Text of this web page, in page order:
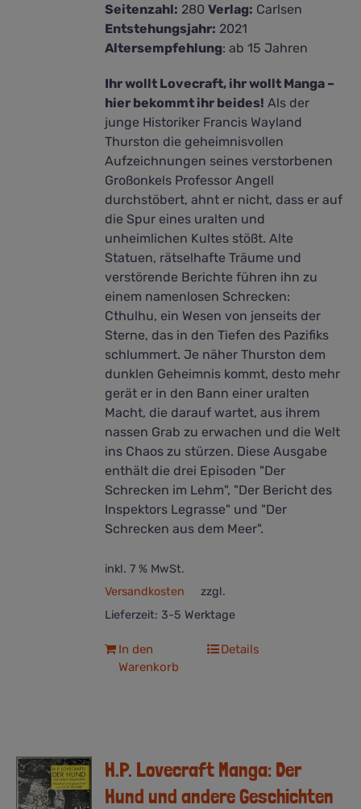
Seitenzahl: 280Verlag: Carlsen
Entstehungsjahr: 2021
Altersempfehlung: ab 15 Jahren
Ihr wollt Lovecraft, ihr wollt Manga –
hier bekommt ihr beides! Als der
junge Historiker Francis Wayland
Thurston die geheimnisvollen
Aufzeichnungen seines verstorbenen
Großonkels Professor Angell
durchstöbert, ahnt er nicht, dass er auf
die Spur eines uralten und
unheimlichen Kultes stößt. Alte
Statuen, rätselhafte Träume und
verstörende Berichte führen ihn zu
einem namenlosen Schrecken:
Cthulhu, ein Wesen von jenseits der
Sterne, das in den Tiefen des Pazifiks
schlummert. Je näher Thurston dem
dunklen Geheimnis kommt, desto mehr
gerät er in den Bann einer uralten
Macht, die darauf wartet, aus ihrem
nassen Grab zu erwachen und die Welt
ins Chaos zu stürzen. Diese Ausgabe
enthält die drei Episoden "Der
Schrecken im Lehm", "Der Bericht des
Inspektors Legrasse" und "Der
Schrecken aus dem Meer".
inkl. 7 % MwSt.
zzgl.
Versandkosten
Lieferzeit: 3-5 Werktage
In den
Warenkorb
Details
H.P. Lovecraft Manga: Der
Hund und andere Geschichten